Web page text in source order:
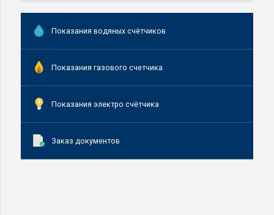
Показания водяных счётчиков
Показания газового счетчика
Показания электро счётчика
Заказ документов